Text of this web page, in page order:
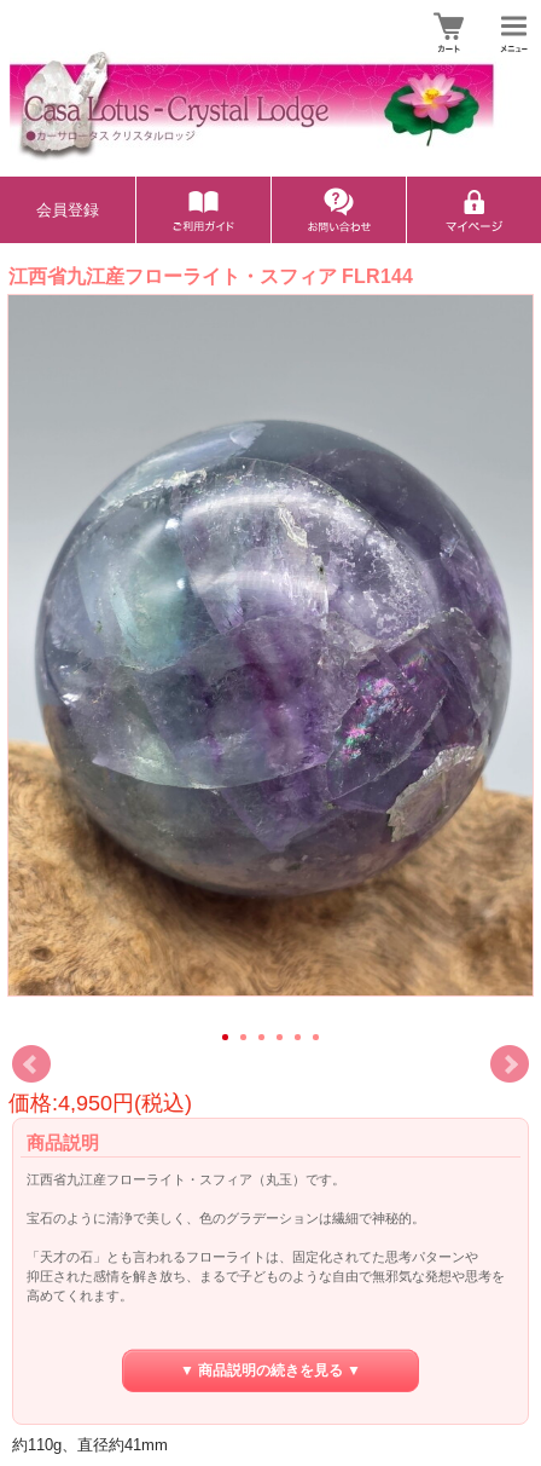
会員登録
江西省九江産フローライト・スフィア FLR144
価格:4,950円(税込)
商品説明
江西省九江産フローライト・スフィア（丸玉）です。
宝石のように清浄で美しく、色のグラデーションは繊細で神秘的。
「天才の石」とも言われるフローライトは、固定化されてた思考パターンや
抑圧された感情を解き放ち、まるで子どものような自由で無邪気な発想や思考を
高めてくれます。
頭の疲れを和らげるので、受験のお守りとしてもオススメです。
◎ネガティブな感情、抑圧された感情の解放
◎自由な発想と思考を促す
▼ 商品説明の続きを見る ▼
約110g、直径約41mm